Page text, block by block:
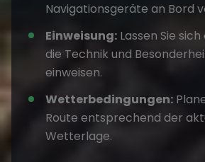
Navigationsgeräte an Bord
Einweisung: Lassen Sie
die Technik und
einweisen.
Wetterbedingungen:
Route entsprechend der
Wetterlage.